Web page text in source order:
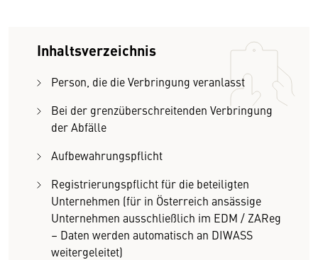
Inhaltsverzeichnis
Person, die die Verbringung veranlasst
Bei der grenzüberschreitenden Verbringung
der Abfälle
Aufbewahrungspflicht
Registrierungspflicht für die beteiligten
Unternehmen (für in Österreich ansässige
Unternehmen ausschließlich im EDM / ZAReg
– Daten werden automatisch an DIWASS
weiter­geleitet)